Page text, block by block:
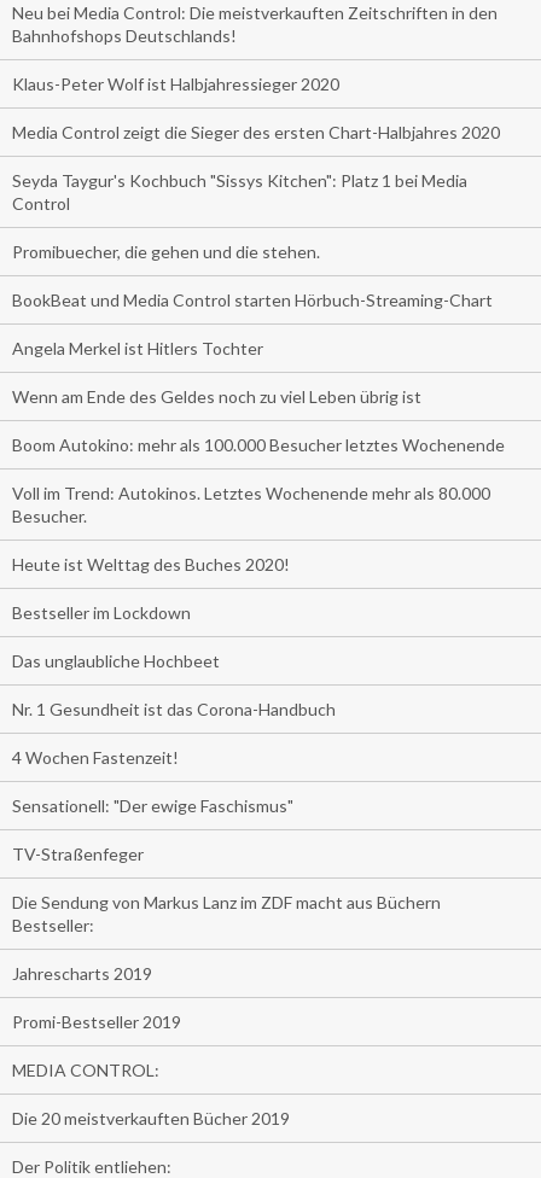
Neu bei Media Control: Die meistverkauften Zeitschriften in den
Bahnhofshops Deutschlands!
Klaus-Peter Wolf ist Halbjahressieger 2020
Media Control zeigt die Sieger des ersten Chart-Halbjahres 2020
Seyda Taygur's Kochbuch "Sissys Kitchen": Platz 1 bei Media
Control
Promibuecher, die gehen und die stehen.
BookBeat und Media Control starten Hörbuch-Streaming-Chart
Angela Merkel ist Hitlers Tochter
Wenn am Ende des Geldes noch zu viel Leben übrig ist
Boom Autokino: mehr als 100.000 Besucher letztes Wochenende
Voll im Trend: Autokinos. Letztes Wochenende mehr als 80.000
Besucher.
Heute ist Welttag des Buches 2020!
Bestseller im Lockdown
Das unglaubliche Hochbeet
Nr. 1 Gesundheit ist das Corona-Handbuch
4 Wochen Fastenzeit!
Sensationell: "Der ewige Faschismus"
TV-Straßenfeger
Die Sendung von Markus Lanz im ZDF macht aus Büchern
Bestseller:
Jahrescharts 2019
Promi-Bestseller 2019
MEDIA CONTROL:
Die 20 meistverkauften Bücher 2019
Der Politik entliehen: